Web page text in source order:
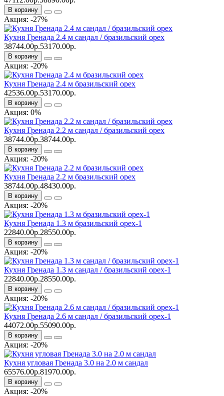
В корзину
Акция: -27%
Кухня Гренада 2.4 м сандал / бразильский орех
38744.00р.53170.00р.
В корзину
Акция: -20%
Кухня Гренада 2.4 м бразильский орех
42536.00р.53170.00р.
В корзину
Акция: 0%
Кухня Гренада 2.2 м сандал / бразильский орех
38744.00р.38744.00р.
В корзину
Акция: -20%
Кухня Гренада 2.2 м бразильский орех
38744.00р.48430.00р.
В корзину
Акция: -20%
Кухня Гренада 1.3 м бразильский орех-1
22840.00р.28550.00р.
В корзину
Акция: -20%
Кухня Гренада 1.3 м сандал / бразильский орех-1
22840.00р.28550.00р.
В корзину
Акция: -20%
Кухня Гренада 2.6 м сандал / бразильский орех-1
44072.00р.55090.00р.
В корзину
Акция: -20%
Кухня угловая Гренада 3.0 на 2.0 м сандал
65576.00р.81970.00р.
В корзину
Акция: -20%